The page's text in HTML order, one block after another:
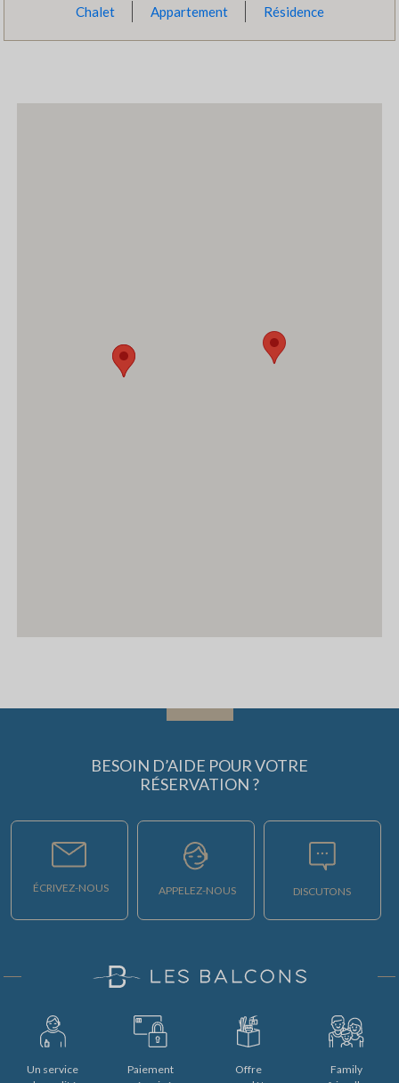
Chalet Appartement Résidence
BESOIN D’AIDE POUR VOTRE
RÉSERVATION ?
ÉCRIVEZ-NOUS APPELEZ-NOUS DISCUTONS
Un service
Paiement
Offre
Family